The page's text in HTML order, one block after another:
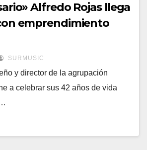
Alfredo Rojas llega
emprendimiento
SURMUSIC
y director de la agrupación
a celebrar sus 42 años de vida